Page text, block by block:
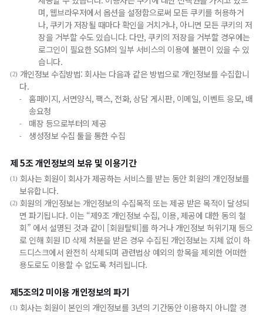
며, 웹브라우저에서 옵션을 설정함으로써 모든 쿠키를 허용하거
나, 쿠키가 저장될 때마다 확인을 거치거나, 아니면 모든 쿠키의 저
장을 거부할 수도 있습니다. 다만, 쿠키의 저장을 거부할 경우에는
로그인이 필요한 SGM의 일부 서비스의 이용에 불편이 있을 수 있
습니다.
(2) 개인정보 수집방법: 회사는 다음과 같은 방법으로 개인정보를 수집합니
다.
-
홈페이지, 서면양식, 팩스, 전화, 상담 게시판, 이메일, 이벤트 응모, 배
송요청
- 매장 등으로부터의 제공
- 생성정보 수집 툴을 통한 수집
제 5조 개인정보의 보유 및 이용기간
(1) 회사는 회원이 회사가 제공하는 서비스를 받는 동안 회원의 개인정보를
보유합니다.
(2) 회원의 개인정보는 개인정보의 수집목적 또는 제공 받은 목적이 달성되
면 파기됩니다. 이는 “제9조 개인정보 수집, 이용, 제공에 대한 동의 철
회” 에서 설명된 것과 같이 [회원탈퇴]를 하거나 개인정보 허위기재 등으
로 인해 회원 ID 삭제 처분을 받은 경우 수집된 개인정보는 지체 없이 하
드디스크에서 완전히 삭제되며 관련법상 예외의 항목을 제외한 어떠한
용도로도 이용할 수 없도록 처리됩니다.
제5조의2 미이용 개인정보의 파기
(1) 회사는 회원이 본인의 개인정보를 3년의 기간동안 이용하지 아니할 경